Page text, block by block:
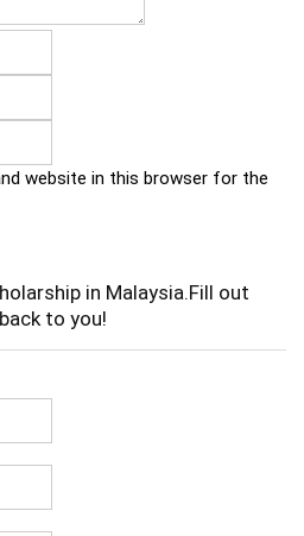
website in this browser for the
in Malaysia.Fill out
to you!